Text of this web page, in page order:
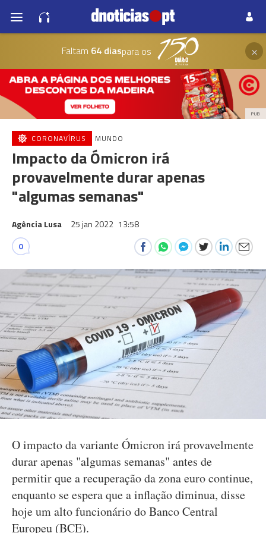
Faltam 64 diaspara os ×
PUB
CORONAVÍRUS MUNDO
Impacto da Ómicron irá
provavelmente durar apenas
"algumas semanas"
Agência Lusa 25 jan 2022 13:58
0
O impacto da variante Ómicron irá provavelmente
durar apenas "algumas semanas" antes de
permitir que a recuperação da zona euro continue,
enquanto se espera que a inflação diminua, disse
hoje um alto funcionário do Banco Central
Europeu (BCE).